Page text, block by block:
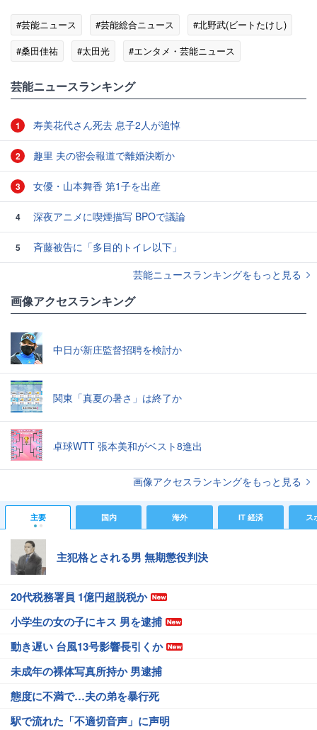
#芸能ニュース #芸能総合ニュース
#北野武(ビートたけし)
#桑田佳祐
#太田光 #エンタメ・芸能ニュース
芸能ニュースランキング
1 寿美花代さん死去 息子2人が追悼
2 趣里 夫の密会報道で離婚決断か
3 女優・山本舞香 第1子を出産
4 深夜アニメに喫煙描写 BPOで議論
5
斉藤被告に「多目的トイレ以下」
芸能ニュースランキングをもっと見る
画像アクセスランキング
中日が新庄監督招聘を検討か
関東「真夏の暑さ」は終了か
卓球WTT 張本美和がベスト8進出
画像アクセスランキングをもっと見る
主要 国内 海外 IT 経済 ス
主犯格とされる男 無期懲役判決
20代税務署員 1億円超脱税か
小学生の女の子にキス 男を逮捕
動き遅い 台風13号影響長引くか
未成年の裸体写真所持か 男逮捕
態度に不満で…夫の弟を暴行死
駅で流れた「不適切音声」に声明